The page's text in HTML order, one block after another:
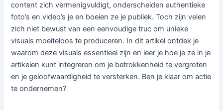
content zich vermenigvuldigt, onderscheiden authentieke
foto’s en video’s je en boeien ze je publiek. Toch zijn velen
zich niet bewust van een eenvoudige truc om unieke
visuals moeiteloos te produceren. In dit artikel ontdek je
waarom deze visuals essentieel zijn en leer je hoe je ze in je
artikelen kunt integreren om je betrokkenheid te vergroten
en je geloofwaardigheid te versterken. Ben je klaar om actie
te ondernemen?